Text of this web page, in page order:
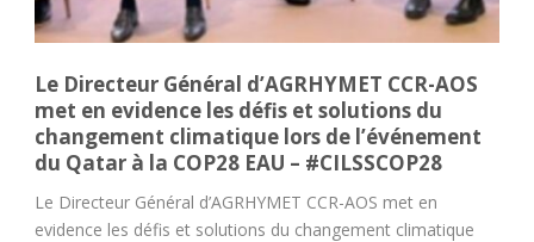
Le Directeur Général d’AGRHYMET CCR-AOS
met en evidence les défis et solutions du
changement climatique lors de l’événement
du Qatar à la COP28 EAU – #CILSSCOP28
Le Directeur Général d’AGRHYMET CCR-AOS met en
evidence les défis et solutions du changement climatique